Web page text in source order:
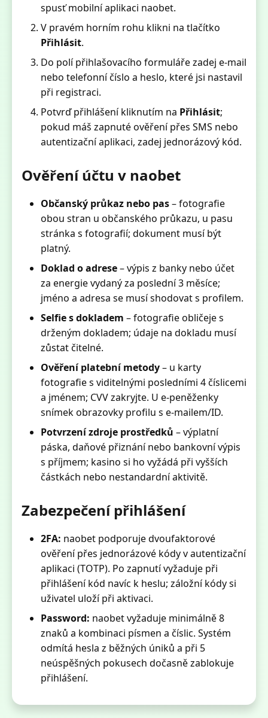
spusť mobilní aplikaci naobet.
V pravém horním rohu klikni na tlačítko
Přihlásit.
Do polí přihlašovacího formuláře zadej e-mail
nebo telefonní číslo a heslo, které jsi nastavil
při registraci.
Potvrď přihlášení kliknutím na Přihlásit;
pokud máš zapnuté ověření přes SMS nebo
autentizační aplikaci, zadej jednorázový kód.
Ověření účtu v naobet
Občanský průkaz nebo pas– fotografie
obou stran u občanského průkazu, u pasu
stránka s fotografií; dokument musí být
platný.
Doklad o adrese– výpis z banky nebo účet
za energie vydaný za poslední 3 měsíce;
jméno a adresa se musí shodovat s profilem.
Selfie s dokladem – fotografie obličeje s
drženým dokladem; údaje na dokladu musí
zůstat čitelné.
Ověření platební metody– u karty
fotografie s viditelnými posledními 4 číslicemi
a jménem; CVV zakryjte. U e‑peněženky
snímek obrazovky profilu s e‑mailem/ID.
Potvrzení zdroje prostředků – výplatní
páska, daňové přiznání nebo bankovní výpis
s příjmem; kasino si ho vyžádá při vyšších
částkách nebo nestandardní aktivitě.
Zabezpečení přihlášení
2FA: naobet podporuje dvoufaktorové
ověření přes jednorázové kódy v autentizační
aplikaci (TOTP). Po zapnutí vyžaduje při
přihlášení kód navíc k heslu; záložní kódy si
uživatel uloží při aktivaci.
Password: naobet vyžaduje minimálně 8
znaků a kombinaci písmen a číslic. Systém
odmítá hesla z běžných úniků a při 5
neúspěšných pokusech dočasně zablokuje
přihlášení.